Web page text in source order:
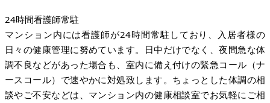
24時間看護師常駐
マンション内には看護師が24時間常駐しており、入居者様の
日々の健康管理に努めています。日中だけでなく、夜間急な体
調不良などがあった場合も、室内に備え付けの緊急コール（ナ
ースコール）で速やかに対処致します。ちょっとした体調の相
談やご不安などは、マンション内の健康相談室でお気軽にご相